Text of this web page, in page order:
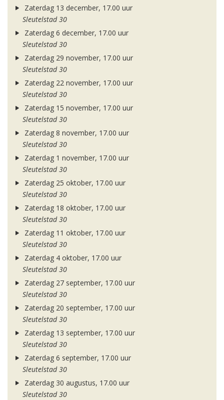
Zaterdag 13 december, 17.00 uur
Sleutelstad 30
Zaterdag 6 december, 17.00 uur
Sleutelstad 30
Zaterdag 29 november, 17.00 uur
Sleutelstad 30
Zaterdag 22 november, 17.00 uur
Sleutelstad 30
Zaterdag 15 november, 17.00 uur
Sleutelstad 30
Zaterdag 8 november, 17.00 uur
Sleutelstad 30
Zaterdag 1 november, 17.00 uur
Sleutelstad 30
Zaterdag 25 oktober, 17.00 uur
Sleutelstad 30
Zaterdag 18 oktober, 17.00 uur
Sleutelstad 30
Zaterdag 11 oktober, 17.00 uur
Sleutelstad 30
Zaterdag 4 oktober, 17.00 uur
Sleutelstad 30
Zaterdag 27 september, 17.00 uur
Sleutelstad 30
Zaterdag 20 september, 17.00 uur
Sleutelstad 30
Zaterdag 13 september, 17.00 uur
Sleutelstad 30
Zaterdag 6 september, 17.00 uur
Sleutelstad 30
Zaterdag 30 augustus, 17.00 uur
Sleutelstad 30